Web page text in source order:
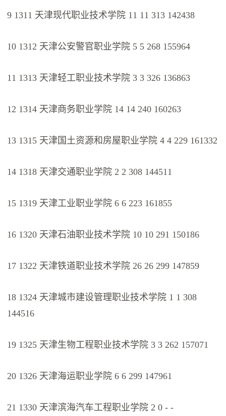
9 1311 天津现代职业技术学院 11 11 313 142438
10 1312 天津公安警官职业学院 5 5 268 155964
11 1313 天津轻工职业技术学院 3 3 326 136863
12 1314 天津商务职业学院 14 14 240 160263
13 1315 天津国土资源和房屋职业学院 4 4 229 161332
14 1318 天津交通职业学院 2 2 308 144511
15 1319 天津工业职业学院 6 6 223 161855
16 1320 天津石油职业技术学院 10 10 291 150186
17 1322 天津铁道职业技术学院 26 26 299 147859
18 1324 天津城市建设管理职业技术学院 1 1 308
144516
19 1325 天津生物工程职业技术学院 3 3 262 157071
20 1326 天津海运职业学院 6 6 299 147961
21 1330 天津滨海汽车工程职业学院 2 0 - -